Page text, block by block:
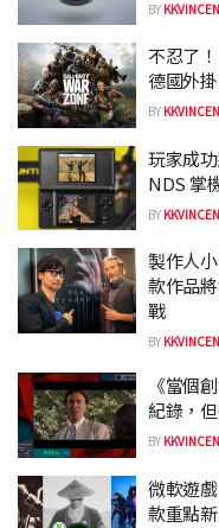
BY
不忍了
德國外
BY
玩家成
NDS 掌
BY
製作人
款作品
戰
BY
《當個
紀錄，
BY
微軟遊
款重點